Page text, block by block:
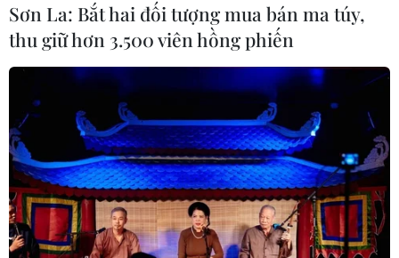
Sơn La: Bắt hai đối tượng mua bán ma túy,
thu giữ hơn 3.500 viên hồng phiến